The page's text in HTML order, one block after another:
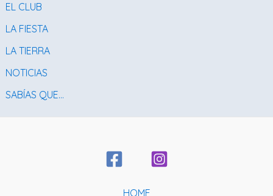
EL CLUB
LA FIESTA
LA TIERRA
NOTICIAS
SABÍAS QUE…
HOME